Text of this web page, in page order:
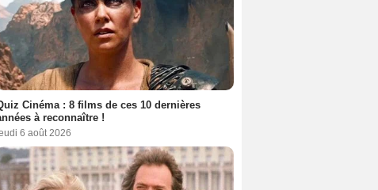
Cinéma : 8 films de ces 10 dernières
à reconnaître !
6 août 2026